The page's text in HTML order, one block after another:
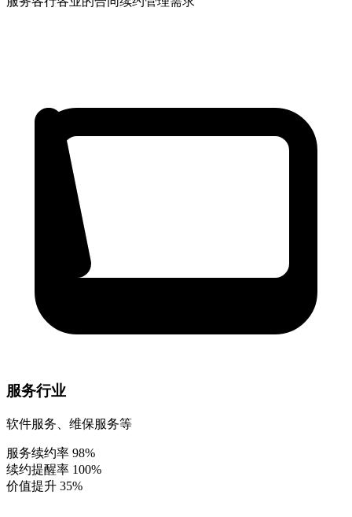
服务行业
软件服务、维保服务等
服务续约率 98%
续约提醒率 100%
价值提升 35%